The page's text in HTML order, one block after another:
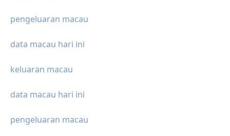
pengeluaran macau
data macau hari ini
keluaran macau
data macau hari ini
pengeluaran macau